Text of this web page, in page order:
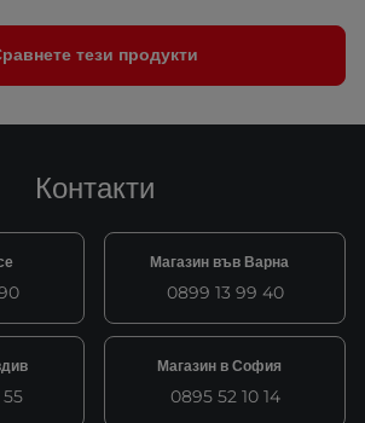
тези продукти
Контакти
Магазин във Варна
0899 13 99 40
Магазин в София
0895 52 10 14